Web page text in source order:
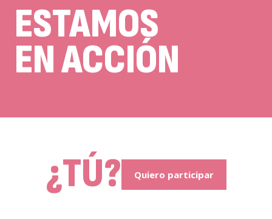
ESTAMOS
EN ACCIÓN
¿TÚ? Quiero participar